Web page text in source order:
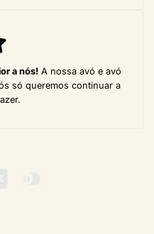
a nós! A nossa avó e avó
só queremos continuar a